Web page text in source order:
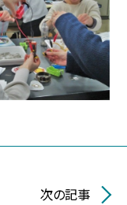
次の記事